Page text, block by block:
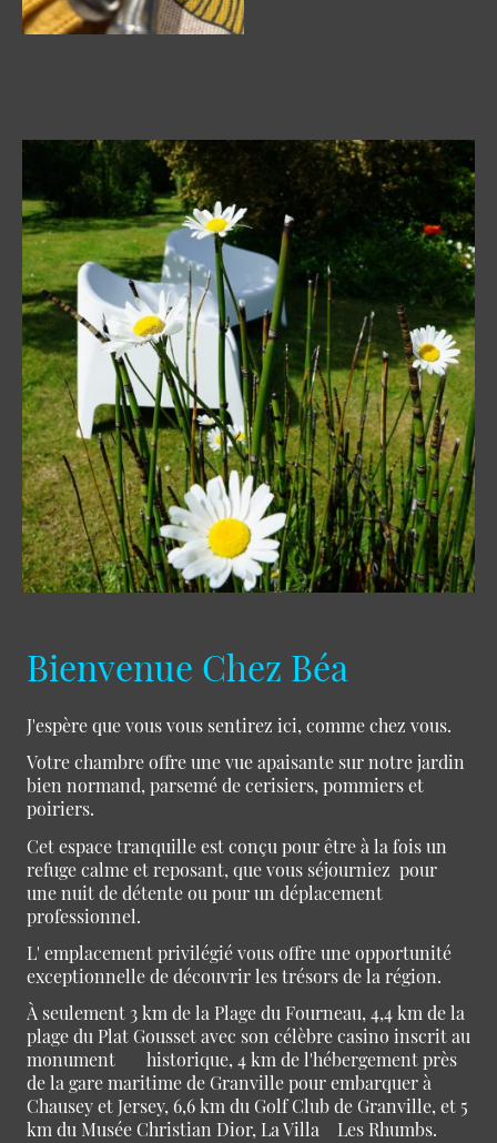
Bienvenue Chez Béa
J'espère que vous vous sentirez ici, comme chez vous.
Votre chambre offre une vue apaisante sur notre jardin
bien normand, parsemé de cerisiers, pommiers et
poiriers.
Cet espace tranquille est conçu pour être à la fois un
refuge calme et reposant, que vous séjourniez pour
une nuit de détente ou pour un déplacement
professionnel.
L' emplacement privilégié vous offre une opportunité
exceptionnelle de découvrir les trésors de la région.
À seulement 3 km de la Plage du Fourneau, 4,4 km de la
plage du Plat Gousset avec son célèbre casino inscrit au
monument historique, 4 km de l'hébergement près
de la gare maritime de Granville pour embarquer à
Chausey et Jersey, 6,6 km du Golf Club de Granville, et 5
km du Musée Christian Dior, La Villa Les Rhumbs.